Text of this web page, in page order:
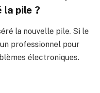
la pile ?
la nouvelle pile. Si le
professionnel pour
électroniques.